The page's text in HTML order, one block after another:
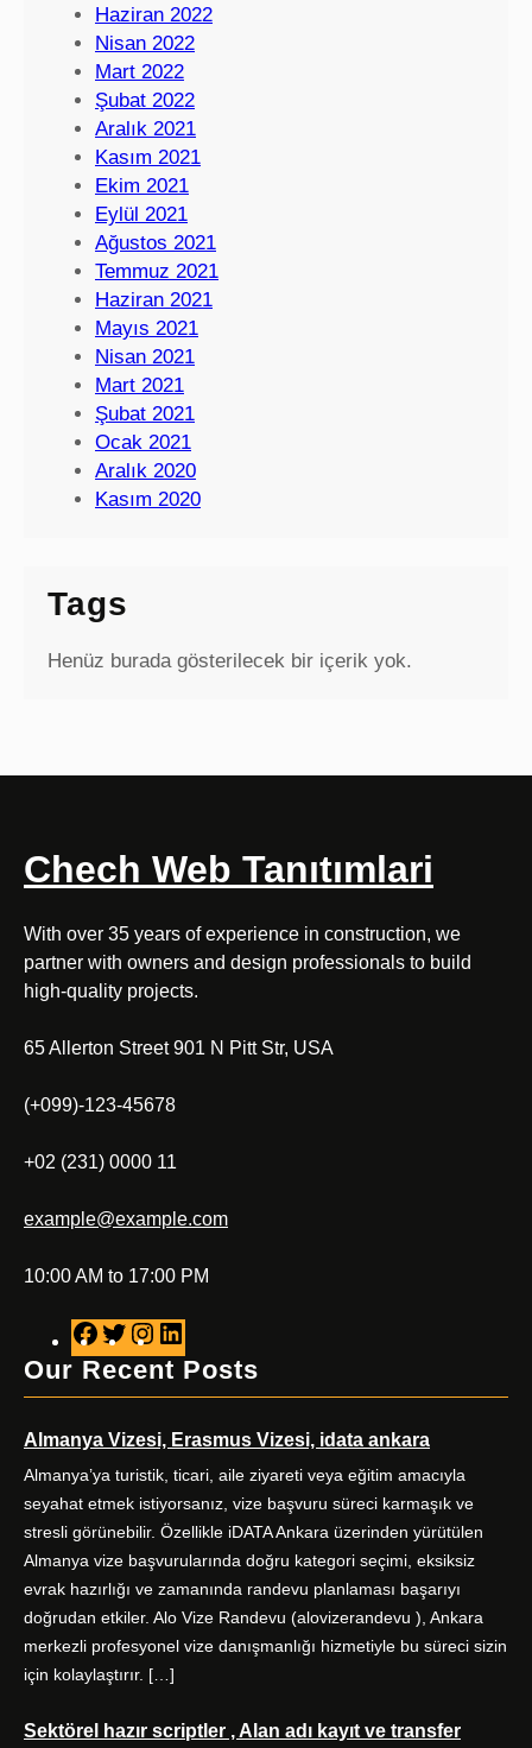
Haziran 2022
Nisan 2022
Mart 2022
Şubat 2022
Aralık 2021
Kasım 2021
Ekim 2021
Eylül 2021
Ağustos 2021
Temmuz 2021
Haziran 2021
Mayıs 2021
Nisan 2021
Mart 2021
Şubat 2021
Ocak 2021
Aralık 2020
Kasım 2020
Tags
Henüz burada gösterilecek bir içerik yok.
Chech Web Tanıtımlari
With over 35 years of experience in construction, we
partner with owners and design professionals to build
high-quality projects.
65 Allerton Street 901 N Pitt Str, USA
(+099)-123-45678
+02 (231) 0000 11
example@example.com
10:00 AM to 17:00 PM
F
a
b
o
o
k
T
w
t
e
r
n
a
g
r
a
m
i
e
d
I
n
Our Recent Posts
Almanya Vizesi, Erasmus Vizesi, idata ankara
Almanya’ya turistik, ticari, aile ziyareti veya eğitim amacıyla
seyahat etmek istiyorsanız, vize başvuru süreci karmaşık ve
stresli görünebilir. Özellikle iDATA Ankara üzerinden yürütülen
Almanya vize başvurularında doğru kategori seçimi, eksiksiz
evrak hazırlığı ve zamanında randevu planlaması başarıyı
doğrudan etkiler. Alo Vize Randevu (alovizerandevu ), Ankara
merkezli profesyonel vize danışmanlığı hizmetiyle bu süreci sizin
için kolaylaştırır. […]
Sektörel hazır scriptler , Alan adı kayıt ve transfer